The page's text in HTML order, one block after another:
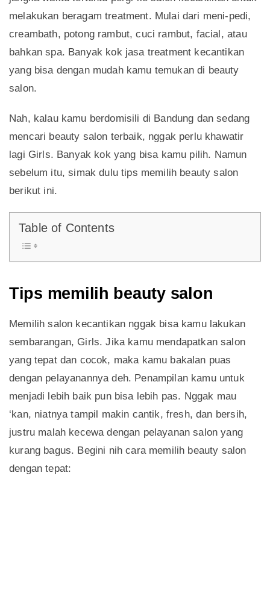
melakukan beragam treatment. Mulai dari meni-pedi,
creambath, potong rambut, cuci rambut, facial, atau
bahkan spa. Banyak kok jasa treatment kecantikan
yang bisa dengan mudah kamu temukan di beauty
salon.
Nah, kalau kamu berdomisili di Bandung dan sedang
mencari beauty salon terbaik, nggak perlu khawatir
lagi Girls. Banyak kok yang bisa kamu pilih. Namun
sebelum itu, simak dulu tips memilih beauty salon
berikut ini.
Table of Contents
Tips memilih beauty salon
Memilih salon kecantikan nggak bisa kamu lakukan
sembarangan, Girls. Jika kamu mendapatkan salon
yang tepat dan cocok, maka kamu bakalan puas
dengan pelayanannya deh. Penampilan kamu untuk
menjadi lebih baik pun bisa lebih pas. Nggak mau
‘kan, niatnya tampil makin cantik, fresh, dan bersih,
justru malah kecewa dengan pelayanan salon yang
kurang bagus. Begini nih cara memilih beauty salon
dengan tepat: